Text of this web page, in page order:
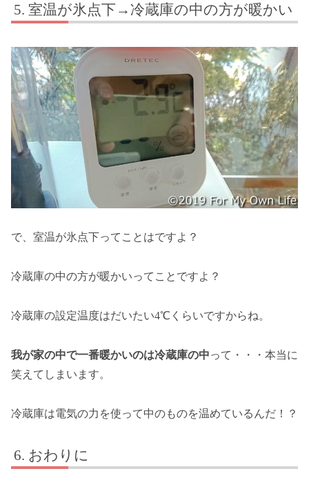
室温が氷点下→冷蔵庫の中の方が暖かい
で、室温が氷点下ってことはですよ？
冷蔵庫の中の方が暖かいってことですよ？
冷蔵庫の設定温度はだいたい4℃くらいですからね。
我が家の中で一番暖かいのは冷蔵庫の中って・・・本当に
笑えてしまいます。
冷蔵庫は電気の力を使って中のものを温めているんだ！？
おわりに